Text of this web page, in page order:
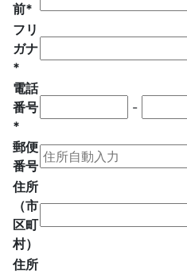
前*
フリ
ガナ
*
電話
番号
*
-
郵便
番号
住所
（市
区町
村）
住所